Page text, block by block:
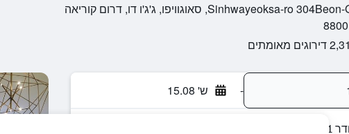
מאומתים
- ש' 15.08